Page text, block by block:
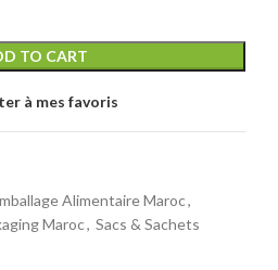
TO CART
à mes favoris
Alimentaire Maroc,
Maroc, Sacs & Sachets